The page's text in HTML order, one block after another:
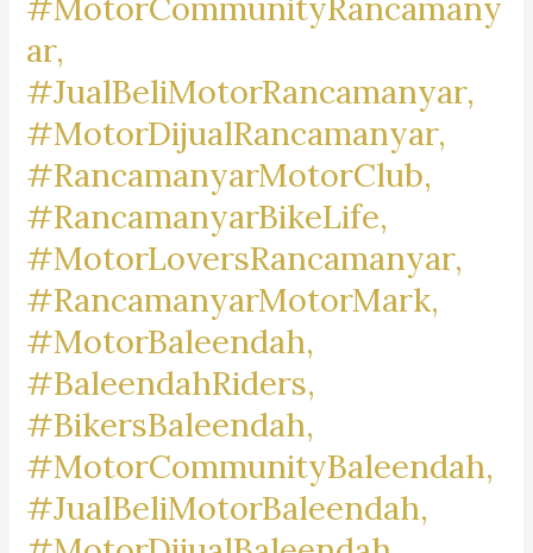
Marpaung,
S.H.
M.H.
&
ar,
#JualBeliMotorRancamanyar,
#MotorDijualRancamanyar,
#RancamanyarMotorClub,
#RancamanyarBikeLife,
#MotorLoversRancamanyar,
#RancamanyarMotorMark,
#MotorBaleendah,
#BaleendahRiders,
#BikersBaleendah,
#MotorCommunityBaleendah,
#JualBeliMotorBaleendah,